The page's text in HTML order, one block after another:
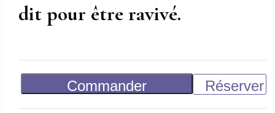
dit pour être ravivé.
Commander
Réserver